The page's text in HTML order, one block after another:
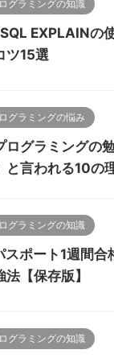
グラミングの知識
EXPLAINの
ツ15選
グラミングの悩み
ログラミングの
と言われる10の
グラミングの知識
スポート1週間合
法【保存版】
グラミングの知識